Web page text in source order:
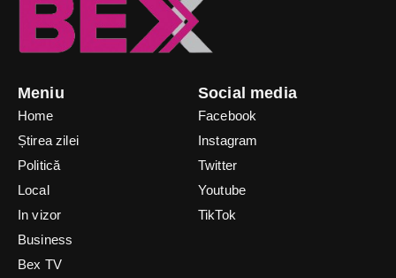
Meniu
Home
Știrea zilei
Politică
Local
In vizor
Business
Bex TV
Social media
Facebook
Instagram
Twitter
Youtube
TikTok